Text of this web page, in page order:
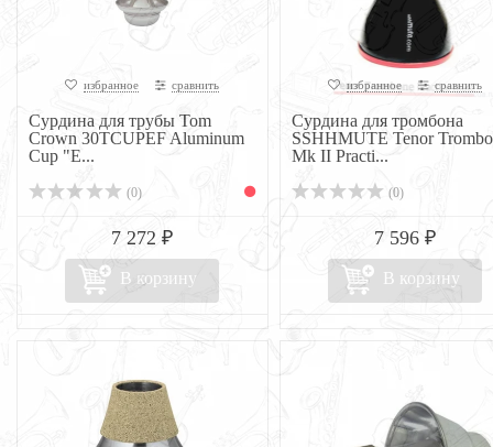
избранное сравнить
Сурдина для трубы Tom
Crown 30TCUPEF Aluminum
Cup "E...
(0)
7 272 ₽
В корзину
избранное сравнить
Сурдина для тромбона
SSHHMUTE Tenor
Mk II Practi...
(0)
7 596 ₽
В корзину